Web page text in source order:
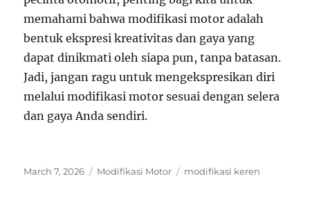
memahami bahwa modifikasi motor adalah
bentuk ekspresi kreativitas dan gaya yang
dapat dinikmati oleh siapa pun, tanpa batasan.
Jadi, jangan ragu untuk mengekspresikan diri
melalui modifikasi motor sesuai dengan selera
dan gaya Anda sendiri.
Posted
March 7, 2026 Categories
Modifikasi Motor Tags
modifikasi keren